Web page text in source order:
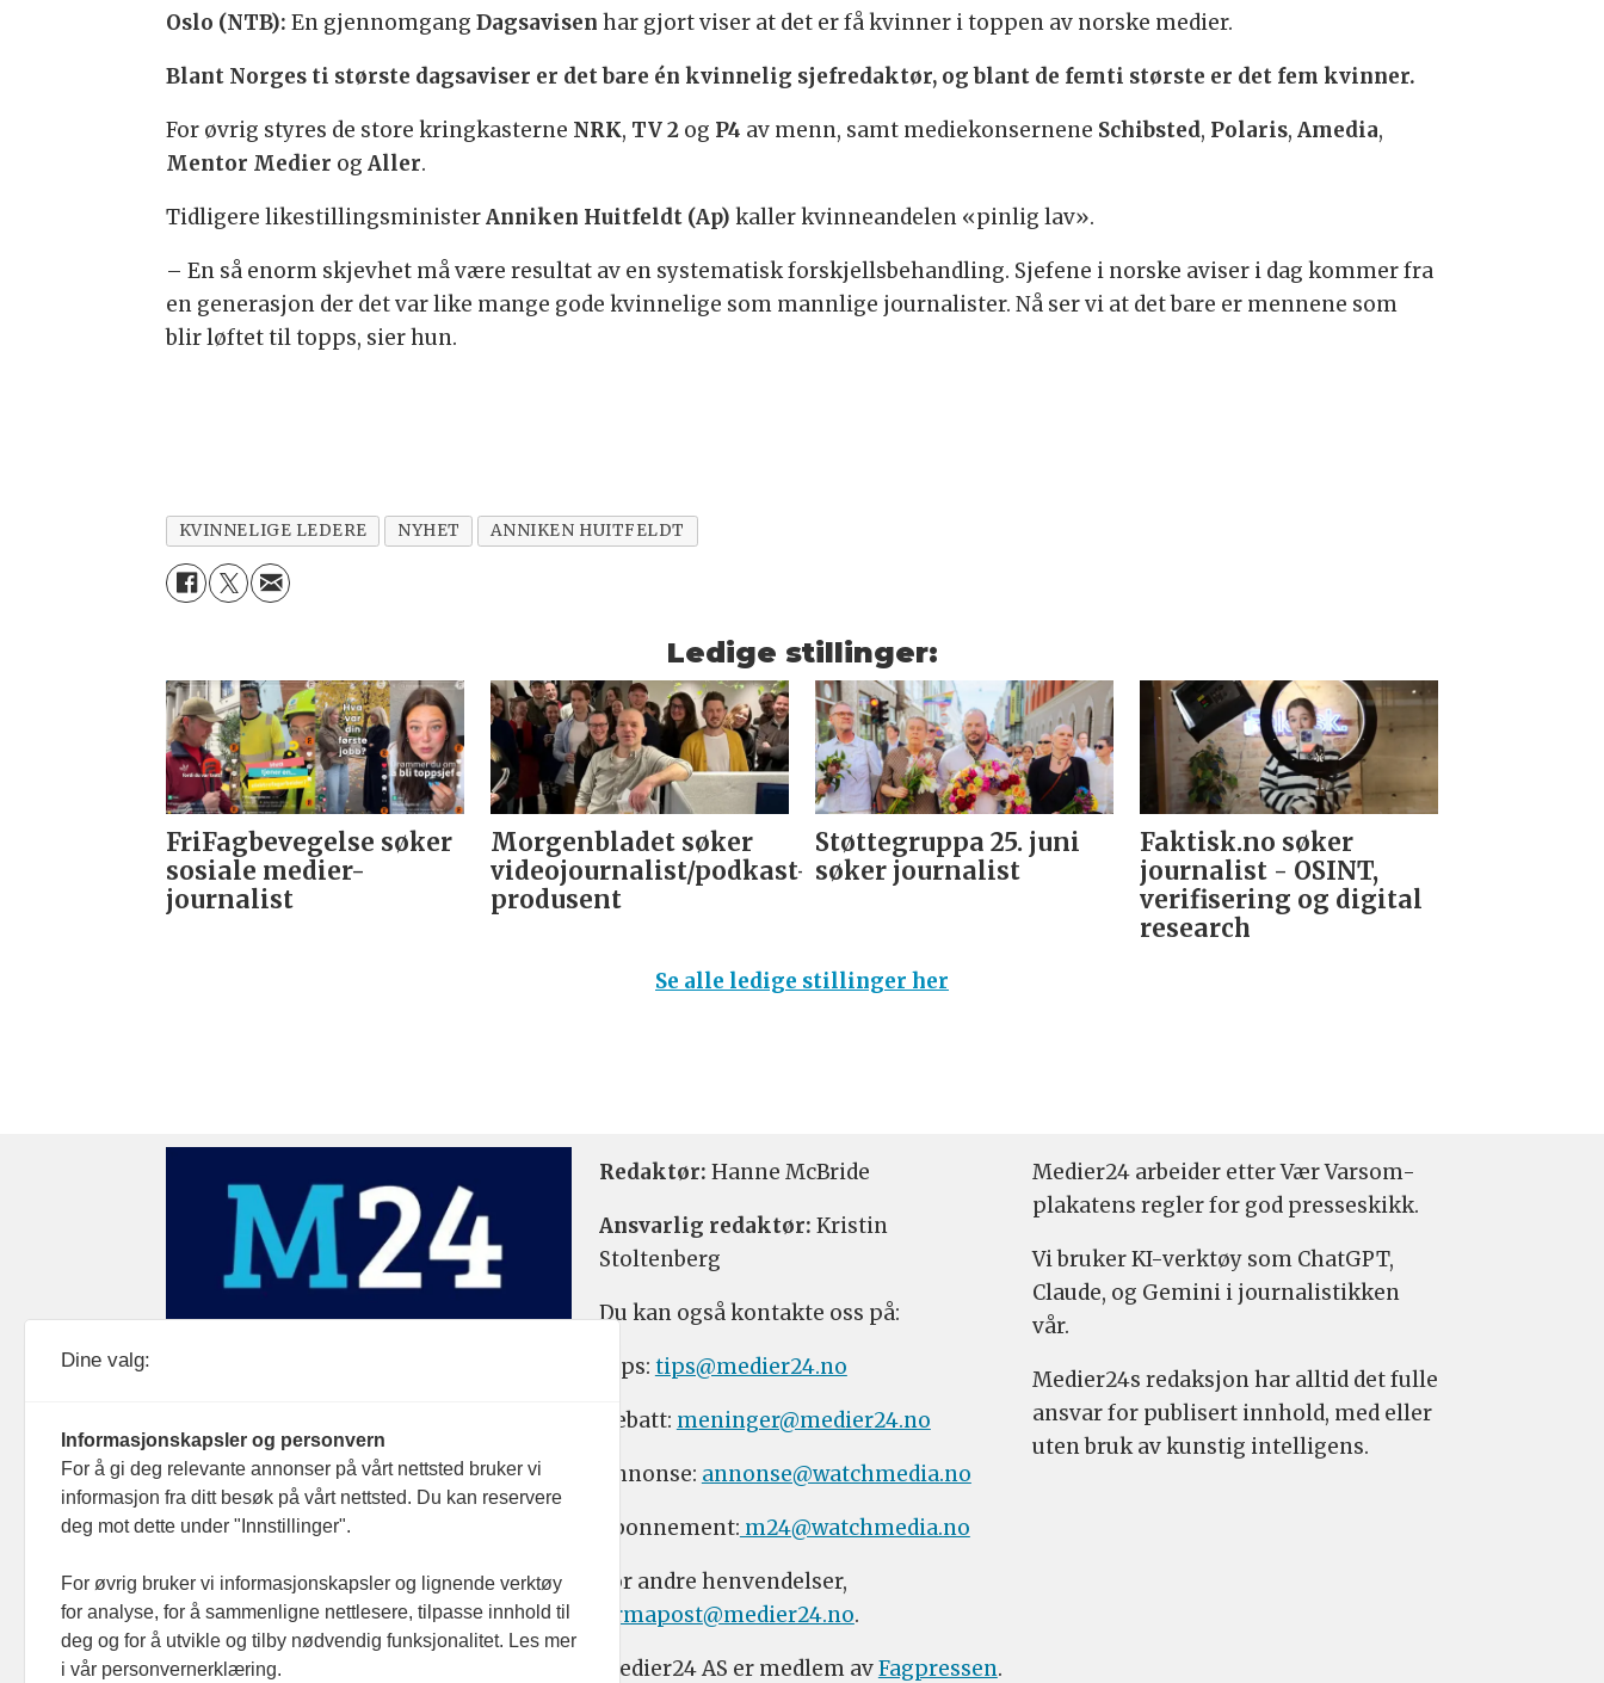
Oslo (NTB): En gjennomgangDagsavisen har gjort viser at det er få kvinner i toppen av norske medier.
Blant Norges ti største dagsaviser er det bare én kvinnelig sjefredaktør, og blant de femti største er det fem kvinner.
For øvrig styres de store kringkasterne NRK, TV 2 og P4 av menn, samt mediekonsernene Schibsted, Polaris,Amedia,
Mentor Medier ogAller.
Tidligere likestillingsministerAnniken Huitfeldt (Ap) kaller kvinneandelen «pinlig lav».
– En så enorm skjevhet må være resultat av en systematisk forskjellsbehandling. Sjefene i norske aviser i dag kommer fra
en generasjon der det var like mange gode kvinnelige som mannlige journalister. Nå ser vi at det bare er mennene som
blir løftet til topps, sier hun.
KVINNELIGE LEDERE NYHET ANNIKEN HUITFELDT
Ledige stillinger:
FriFagbevegelse søker
sosiale medier-
journalist
Morgenbladet søker
videojournalist/podkast-
produsent
Støttegruppa 25. juni
søker journalist
Faktisk.no søker
journalist - OSINT,
verifisering og digital
research­
Se alle ledige stillinger her
Redaktør: Hanne McBride
Ansvarlig redaktør: Kristin
Stoltenberg
Du kan også kontakte oss på:
Tips: tips@medier24.no
Debatt: meninger@medier24.no
Annonse: annonse@watchmedia.no
Abonnement: m24@watchmedia.no
For andre henvendelser,
firmapost@medier24.no.
Medier24 AS er medlem avFagpressen.
Medier24 arbeider etter Vær Varsom-
plakatens regler for god presseskikk.
Vi bruker KI-verktøy som ChatGPT,
Claude, og Gemini i journalistikken
vår.
Medier24s redaksjon har alltid det fulle
ansvar for publisert innhold, med eller
uten bruk av kunstig intelligens.
Dine valg:
Informasjonskapsler og personvern
For å gi deg relevante annonser på vårt nettsted bruker vi
informasjon fra ditt besøk på vårt nettsted. Du kan reservere
deg mot dette under "Innstillinger".
For øvrig bruker vi informasjonskapsler og lignende verktøy
for analyse, for å sammenligne nettlesere, tilpasse innhold til
deg og for å utvikle og tilby nødvendig funksjonalitet. Les mer
i vår personvernerklæring.